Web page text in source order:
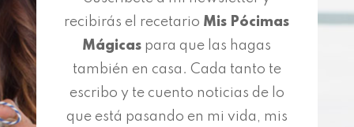
recibirás el recetario Mis Pócimas
Mágicas para que las hagas
también en casa. Cada tanto te
escribo y te cuento noticias de lo
que está pasando en mi vida, mis